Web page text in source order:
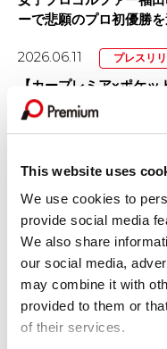
This website uses
We use cookies to
provide social media
We also share
our social media,
may combine it with
provided to them or
of their services.
ーで悲願のプロ初優勝を
2026.06.11 プレスリ
【カープレミア×ポケ
に申し込めるクレジット
プレミアグループ、バ